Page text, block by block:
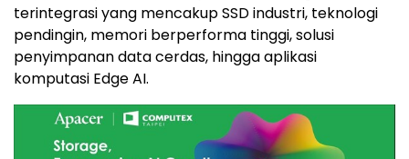
terintegrasi yang mencakup SSD industri, teknologi
pendingin, memori berperforma tinggi, solusi
penyimpanan data cerdas, hingga aplikasi
komputasi Edge AI.